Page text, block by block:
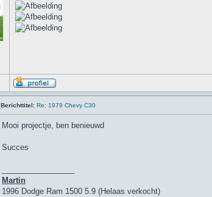
Berichttitel: Re: 1979 Chevy C30
Mooi projectje, ben benieuwd
Succes
Martin
1996 Dodge Ram 1500 5.9 (Helaas verkocht)